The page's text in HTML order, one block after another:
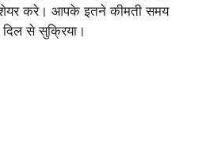
करे। आपके इतने कीमती समय
से सुक्रिया।